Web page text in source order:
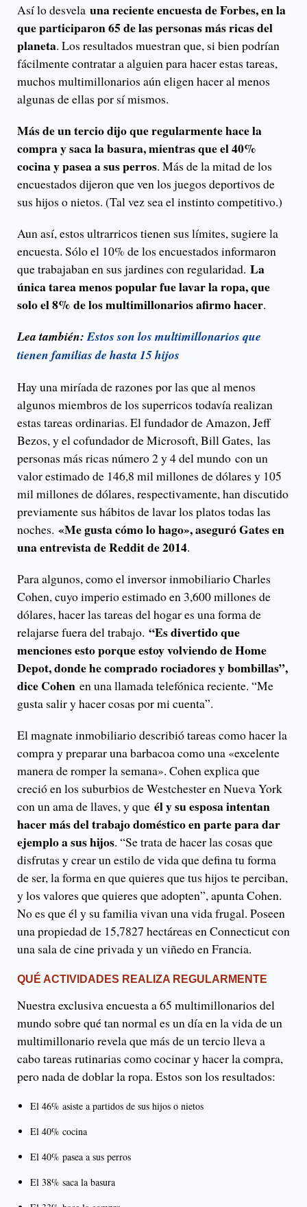
Así lo desvela una reciente encuesta de Forbes, en la
que participaron 65 de las personas más ricas del
planeta. Los resultados muestran que, si bien podrían
fácilmente contratar a alguien para hacer estas tareas,
muchos multimillonarios aún eligen hacer al menos
algunas de ellas por sí mismos.
Más de un tercio dijo que regularmente hace la
compra y saca la basura, mientras que el 40%
cocina y pasea a sus perros. Más de la mitad de los
encuestados dijeron que ven los juegos deportivos de
sus hijos o nietos. (Tal vez sea el instinto competitivo.)
Aun así, estos ultrarricos tienen sus límites, sugiere la
encuesta. Sólo el 10% de los encuestados informaron
que trabajaban en sus jardines con regularidad. La
única tarea menos popular fue lavar la ropa, que
solo el 8% de los multimillonarios afirmo hacer.
Lea también:Estos son los multimillonarios que
tienen familias de hasta 15 hijos
Hay una miríada de razones por las que al menos
algunos miembros de los superricos todavía realizan
estas tareas ordinarias. El fundador de Amazon, Jeff
Bezos, y el cofundador de Microsoft, Bill Gates, las
personas más ricas número 2 y 4 del mundo con un
valor estimado de 146,8 mil millones de dólares y 105
mil millones de dólares, respectivamente, han discutido
previamente sus hábitos de lavar los platos todas las
noches. «Me gusta cómo lo hago», aseguró Gates en
una entrevista de Reddit de 2014.
Para algunos, como el inversor inmobiliario Charles
Cohen, cuyo imperio estimado en 3,600 millones de
dólares, hacer las tareas del hogar es una forma de
relajarse fuera del trabajo. “Es divertido que
menciones esto porque estoy volviendo de Home
Depot, donde he comprado rociadores y bombillas”,
dice Cohen en una llamada telefónica reciente. “Me
gusta salir y hacer cosas por mi cuenta”.
El magnate inmobiliario describió tareas como hacer la
compra y preparar una barbacoa como una «excelente
manera de romper la semana». Cohen explica que
creció en los suburbios de Westchester en Nueva York
con un ama de llaves, y que él y su esposa intentan
hacer más del trabajo doméstico en parte para dar
ejemplo a sus hijos. “Se trata de hacer las cosas que
disfrutas y crear un estilo de vida que defina tu forma
de ser, la forma en que quieres que tus hijos te perciban,
y los valores que quieres que adopten”, apunta Cohen.
No es que él y su familia vivan una vida frugal. Poseen
una propiedad de 15,7827 hectáreas en Connecticut con
una sala de cine privada y un viñedo en Francia.
QUÉ ACTIVIDADES REALIZA REGULARMENTE
Nuestra exclusiva encuesta a 65 multimillonarios del
mundo sobre qué tan normal es un día en la vida de un
multimillonario revela que más de un tercio lleva a
cabo tareas rutinarias como cocinar y hacer la compra,
pero nada de doblar la ropa. Estos son los resultados:
El 46% asiste a partidos de sus hijos o nietos
El 40% cocina
El 40% pasea a sus perros
El 38% saca la basura